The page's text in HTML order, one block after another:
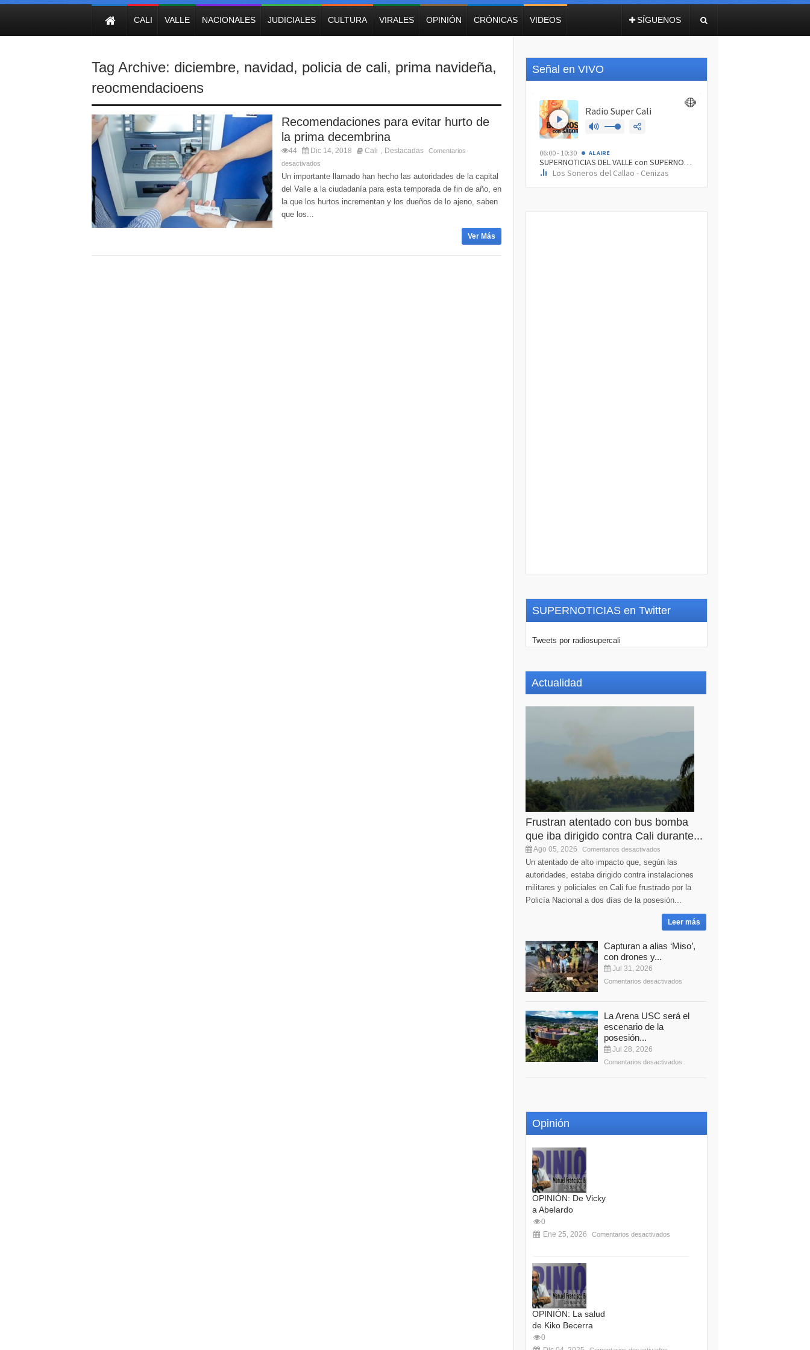
NOTICIAS
CALI VALLE NACIONALES JUDICIALES CULTURA VIRALES OPINIÓN CRÓNICAS VIDEOS SÍGUENOS
Tag Archive: diciembre, navidad, policia de cali, prima navideña,
reocmendacioens
Recomendaciones para evitar hurto de
la prima decembrina
44 Dic 14, 2018 Cali Destacadas
Comentarios
desactivados
Un importante llamado han hecho las autoridades de la capital
del Valle a la ciudadanía para esta temporada de fin de año, en
la que los hurtos incrementan y los dueños de lo ajeno, saben
que los...
Ver Más
Señal en VIVO
SUPERNOTICIAS en Twitter
Tweets por radiosupercali
Actualidad
Frustran atentado con bus bomba
que iba dirigido contra Cali durante...
Ago 05, 2026 Comentarios desactivados
Un atentado de alto impacto que, según las
autoridades, estaba dirigido contra instalaciones
militares y policiales en Cali fue frustrado por la
Policía Nacional a dos días de la posesión...
Leer más
Capturan a alias ‘Miso’,
con drones y...
Jul 31, 2026
Comentarios desactivados
La Arena USC será el
escenario de la
posesión...
Jul 28, 2026
Comentarios desactivados
Opinión
OPINIÓN: De Vicky
a Abelardo
0
Ene 25, 2026
Comentarios desactivados
OPINIÓN: La salud
de Kiko Becerra
0